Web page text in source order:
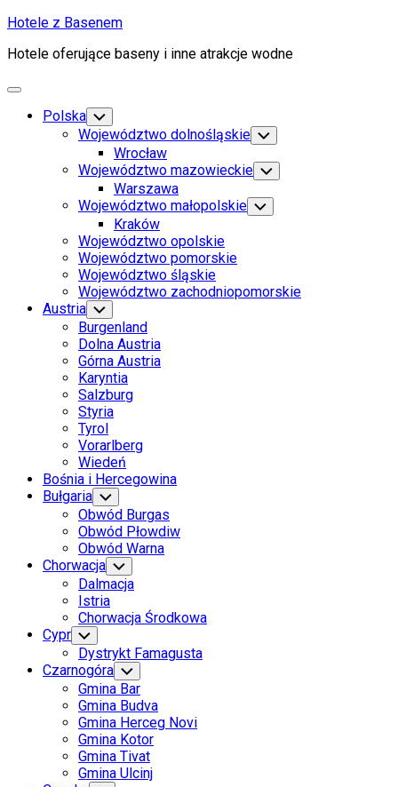
Skip
content
Hotele z Basenem
Hotele oferujące baseny i inne atrakcje wodne
Expand
Polska Toggle
Child
Menu
Województwo dolnośląskie Toggle
Child
Menu
Wrocław
Województwo mazowieckie Toggle
Child
Menu
Warszawa
Województwo małopolskie Toggle
Child
Kraków
Województwo opolskie
Województwo pomorskie
Województwo śląskie
Województwo zachodniopomorskie
Austria Toggle
Child
Menu
Burgenland
Dolna Austria
Górna Austria
Karyntia
Salzburg
Styria
Tyrol
Vorarlberg
Wiedeń
Bośnia i Hercegowina
Bułgaria Toggle
Child
Menu
Obwód Burgas
Obwód Płowdiw
Obwód Warna
Chorwacja Toggle
Child
Menu
Dalmacja
Istria
Chorwacja Środkowa
Current
Page
Parent
Cypr Toggle
Child
Menu
Current
Page
Parent
Dystrykt Famagusta
Czarnogóra Toggle
Child
Menu
Gmina Bar
Gmina Budva
Gmina Herceg Novi
Gmina Kotor
Gmina Tivat
Gmina Ulcinj